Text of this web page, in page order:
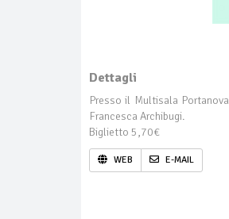
Dettagli
Presso il Multisala
Francesca Archibugi.
Biglietto 5,70€
WEB E-MAIL